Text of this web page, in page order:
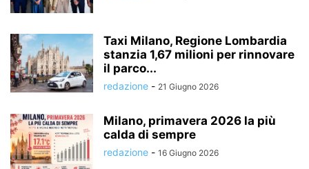
Taxi Milano, Regione Lombardia
stanzia 1,67 milioni per rinnovare
il parco...
redazione - 21 Giugno 2026
Milano, primavera 2026 la più
calda di sempre
redazione - 16 Giugno 2026